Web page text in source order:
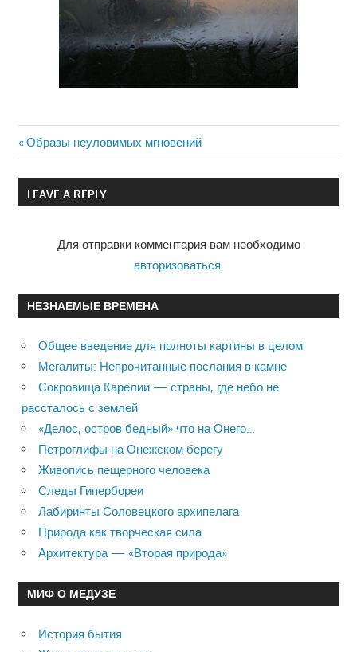
Навигация
по
Previous
Post:
Образы неуловимых мгновений
LEAVE A REPLY
Для отправки комментария вам необходимо
авторизоваться.
НЕЗНАЕМЫЕ ВРЕМЕНА
Общее введение для полноты картины в целом
Мегалиты: Непрочитанные послания в камне
Сокровища Карелии — страны, где небо не
рассталось с землей
«Делос, остров бедный» что на Онего…
Петроглифы на Онежском берегу
Живопись пещерного человека
Следы Гипербореи
Лабиринты Соловецкого архипелага
Природа как творческая сила
Архитектура — «Вторая природа»
МИФ О МЕДУЗЕ
История бытия